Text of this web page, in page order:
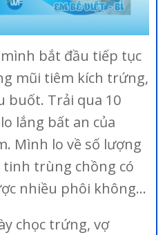
bắt đầu tiếp tục
mũi tiêm kích trứng,
buốt. Trải qua 10
lắng bất an của
Mình lo về số lượng
trùng chồng có
nhiều phôi không…
chọc trứng, vợ